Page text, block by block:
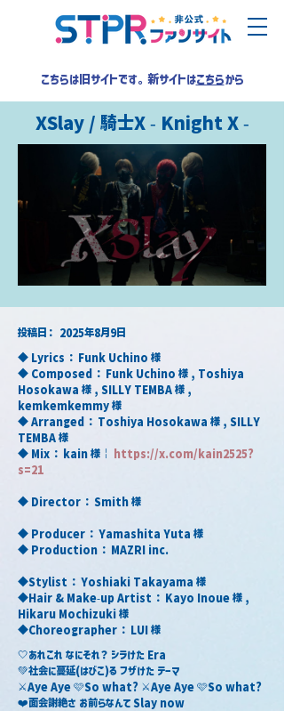
こちらは旧サイトです。新サイトはこちらから
XSlay / 騎士X - Knight X -
​投稿日： 2025年8月9日
◆ Lyrics ： Funk Uchino 様
◆ Composed ： Funk Uchino 様 , Toshiya
Hosokawa 様 , SILLY TEMBA 様 ,
kemkemkemmy 様
◆ Arranged ： Toshiya Hosokawa 様 , SILLY
TEMBA 様
◆ Mix ： kain 様￤ https://x.com/kain2525?
s=21
◆ Director ： Smith 様
◆ Producer ： Yamashita Yuta 様
◆ Production ： MAZRI inc.
◆Stylist ： Yoshiaki Takayama 様
◆Hair & Make-up Artist ： Kayo Inoue 様 ,
Hikaru Mochizuki 様
◆Choreographer ： LUI 様
🤍あれこれ なにそれ？ シラけた Era
💚社会に蔓延(はびこ)る フザけた テーマ
⚔️Aye Aye 🩷So what? ⚔️Aye Aye 🩷So what?
❤️面会謝絶さ お前らなんて Slay now